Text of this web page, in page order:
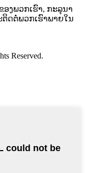
ງພວກເຮົາ, ກະລຸນາ
ຕິດຕໍ່ພວກເຮົາພາຍໃນ
Reserved.